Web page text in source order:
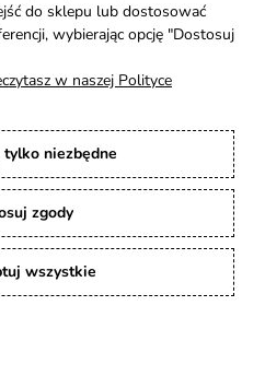
Dostępność:
dostępny od ręki
Wysyłka w: do 48 godzin po
zaksięgowaniu wpłaty
975,00 zł
do sklepu lub dostosować
wybierając opcję "Dostosuj
w naszej Polityce
niezbędne
zgody
wszystkie